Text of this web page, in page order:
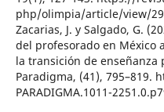
php/olimpia/article/view/
Zacarias, J. y Salgado, G.
del profesorado en México
la transición de enseñanza
Paradigma, (41), 795–819.
PARADIGMA.1011-